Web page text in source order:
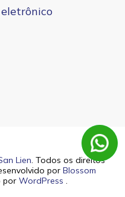
Lien. Todos os direitos
por Blossom
por WordPress .